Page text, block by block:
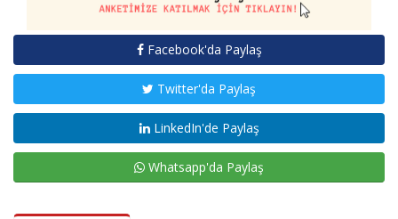
Facebook'da Paylaş
Twitter'da Paylaş
LinkedIn'de Paylaş
Whatsapp'da Paylaş